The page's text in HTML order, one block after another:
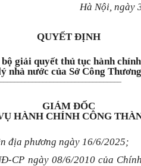
Hà Nội, ngày
QUYẾT ĐỊNH
giải quyết thủ tục hành
nhà nước của Sở Công
GIÁM ĐỐC
HÀNH CHÍNH CÔNG
địa phương ngày 16/6/2025;
CP ngày 08/6/2010 của